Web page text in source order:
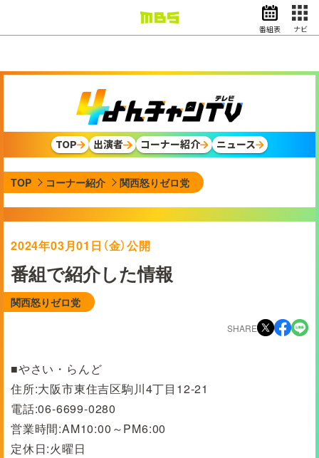
ドラマ
スポーツ
動画イズム ニュース
天気・防災
映画 アナウンサー
グッズ
番組表 ナビ
TOP 出演者 コーナー紹介 ニュース
TOP コーナー紹介 関西怒りゼロ党
2024年03月01日（金）公開
番組で紹介した情報
関西怒りゼロ党
SHARE
■やさい・らんど
住所:大阪市東住吉区駒川4丁目12-21
電話:06-6699-0280
営業時間:AM10:00～PM6:00
定休日:火曜日